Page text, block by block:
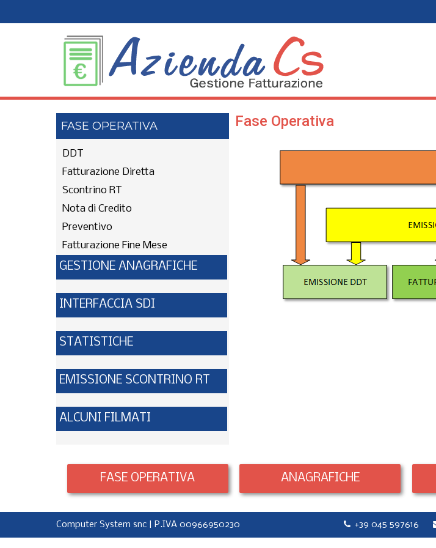
FASE OPERATIVA
DDT
Fatturazione Diretta
Scontrino RT
Nota di Credito
Preventivo
Fatturazione Fine Mese
GESTIONE ANAGRAFICHE
INTERFACCIA SDI
STATISTICHE
EMISSIONE SCONTRINO RT
ALCUNI FILMATI
Fase Operativa
FASE OPERATIVA ANAGRAFICHE
Computer System snc | P.IVA 00966950230 +39 045 597616